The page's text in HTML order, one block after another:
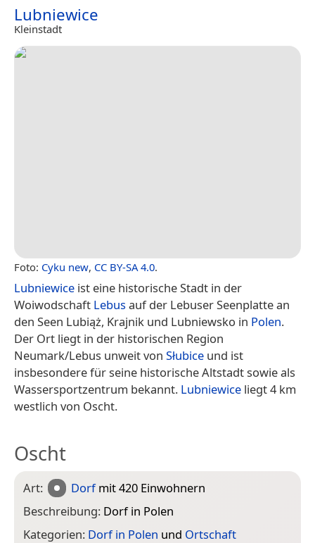
Lubniewice
Kleinstadt
Foto: Cyku new, CC BY-SA 4.0.
Lubniewice ist eine historische Stadt in der
Woiwodschaft Lebusauf der Lebuser Seenplatte an
den Seen Lubiąż, Krajnik und Lubniewsko in Polen.
Der Ort liegt in der historischen Region
Neumark/Lebus unweit von Słubice und ist
insbesondere für seine historische Altstadt sowie als
Wassersportzentrum bekannt. Lubniewice liegt 4 km
westlich von Oscht.
Oscht
Art: Dorfmit 420 Einwohnern
Beschreibung: Dorf in Polen
Kategorien: Dorf in Polen und Ortschaft